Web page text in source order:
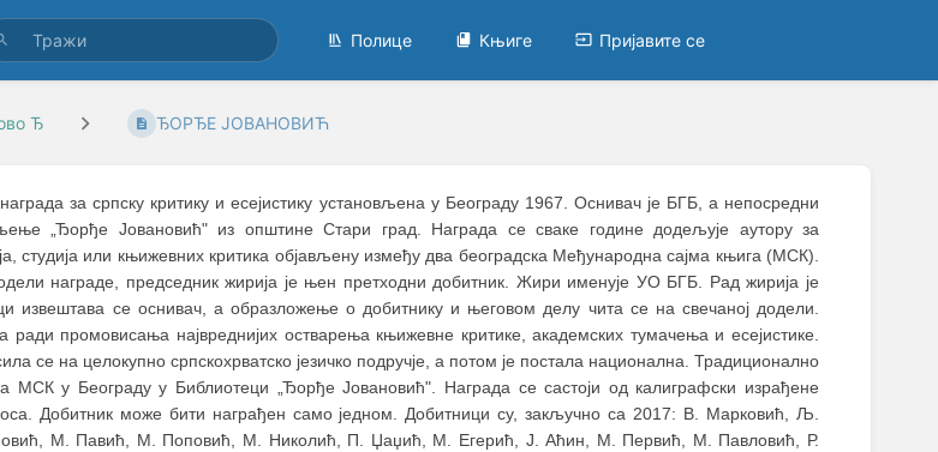
Полице Књиге Пријавите се
Ђ ЂОРЂЕ ЈОВАНОВИЋ
за српску критику и есејистику установљена у Београду 1967. Оснивач је БГБ, а непосредни
„Ђорђе Јовановић" из општине Стари град. Награда се сваке године додељује аутору за
студија или књижевних критика објављену између два београдска Међународна сајма књига (МСК).
награде, председник жирија је њен претходни добитник. Жири именује УО БГБ. Рад жирија је
извештава се оснивач, а образложење о добитнику и његовом делу чита се на свечаној додели.
ради промовисања највреднијих остварења књижевне критике, академских тумачења и есејистике.
се на целокупно српскохрватско језичко подручје, а потом је постала национална. Традиционално
МСК у Београду у Библиотеци „Ђорђе Јовановић". Награда се састоји од калиграфски израђене
Добитник може бити награђен само једном. Добитници су, закључно са 2017: В. Марковић, Љ.
М. Павић, М. Поповић, М. Николић, П. Џаџић, М. Егерић, Ј. Аћин, М. Первић, М. Павловић, Р.